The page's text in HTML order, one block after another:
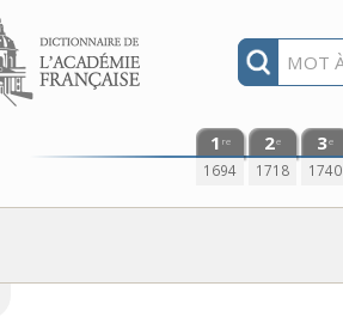
Aller au contenu
1 re
1694
2e
1718
3e
1740